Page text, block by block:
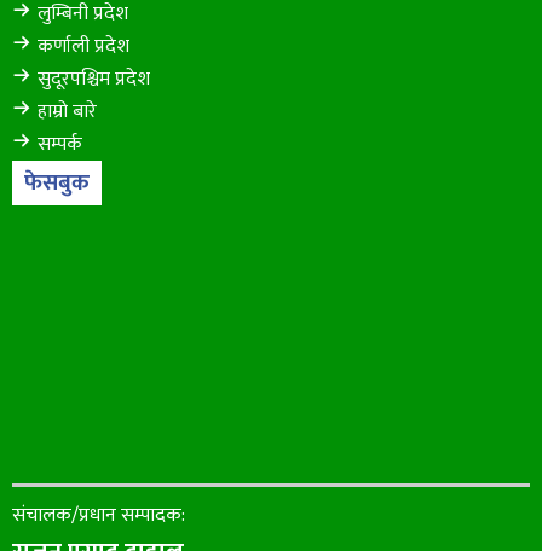
लुम्बिनी प्रदेश
कर्णाली प्रदेश
सुदूरपश्चिम प्रदेश
हाम्रो बारे
सम्पर्क
फेसबुक
संचालक/प्रधान सम्पादक: